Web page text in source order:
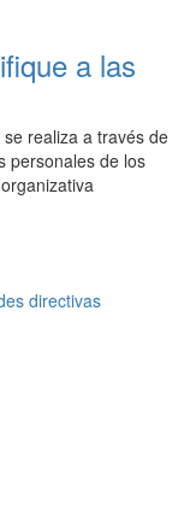
a las
realiza a través de
personales de los
directivas